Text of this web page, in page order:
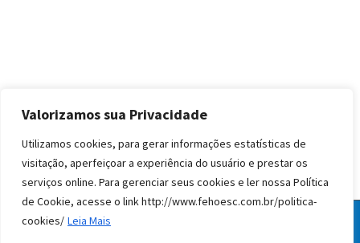
Valorizamos sua Privacidade
Utilizamos cookies, para gerar informações estatísticas de
visitação, aperfeiçoar a experiência do usuário e prestar os
serviços online. Para gerenciar seus cookies e ler nossa Política
de Cookie, acesse o link http://www.fehoesc.com.br/politica-
cookies/ Leia Mais
© Todos os direitos reservados FEHOESC 2020